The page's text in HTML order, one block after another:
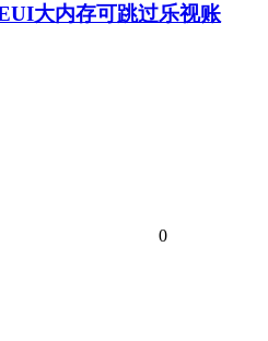
大内存可跳过乐视账
0